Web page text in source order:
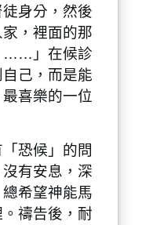
身分，然後
，裡面的那
……」在候診
己，而是能
喜樂的一位
恐候」的問
有安息，深
希望神能馬
。禱告後，耐